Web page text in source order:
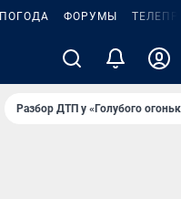
ПОГОДА ФОРУМЫ
Разбор ДТП у «Голубого